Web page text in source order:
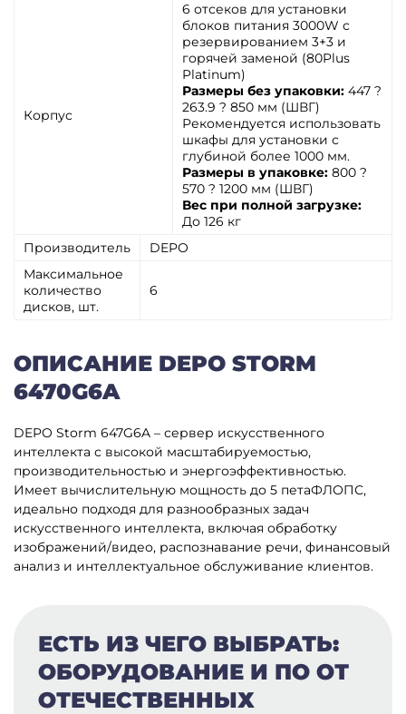
Корпус
6 отсеков для установки
блоков питания 3000W с
резервированием 3+3 и
горячей заменой (80Plus
Platinum)
Размеры без упаковки: 447 ?
263.9 ? 850 мм (ШВГ)
Рекомендуется использовать
шкафы для установки с
глубиной более 1000 мм.
Размеры в упаковке: 800 ?
570 ? 1200 мм (ШВГ)
Вес при полной загрузке:
До 126 кг
Производитель
DEPO
Максимальное
количество
дисков, шт.
6
ОПИСАНИЕ DEPO STORM
6470G6A
DEPO Storm 647G6A – сервер искусственного
интеллекта с высокой масштабируемостью,
производительностью и энергоэффективностью.
Имеет вычислительную мощность до 5 петаФЛОПС,
идеально подходя для разнообразных задач
искусственного интеллекта, включая обработку
изображений/видео, распознавание речи, финансовый
анализ и интеллектуальное обслуживание клиентов.
ЕСТЬ ИЗ ЧЕГО ВЫБРАТЬ:
ОБОРУДОВАНИЕ И ПО ОТ
ОТЕЧЕСТВЕННЫХ